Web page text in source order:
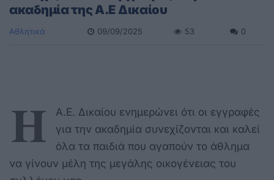
ακαδημία της Α.Ε Δικαίου
Αθλητικά 09/09/2025 53 0
Η
Α.Ε. Δικαίου ενημερώνει ότι οι εγγραφές
για την ακαδημία συνεχίζονται και καλεί
όλα τα παιδιά που αγαπούν το άθλημα
να γίνουν μέλη της μεγάλης οικογένειας του